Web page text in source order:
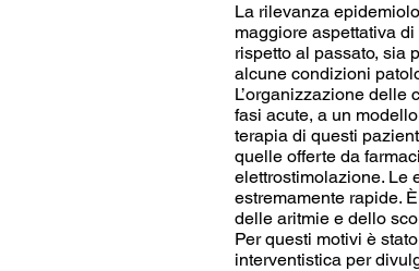
La rilevanza
maggiore aspettativa
rispetto al passato, sia
alcune condizioni
L’organizzazione
fasi acute, a un
terapia di questi
quelle offerte da
elettrostimolazione. Le
estremamente rapide.
delle aritmie e dello
Per questi motivi è
interventistica per